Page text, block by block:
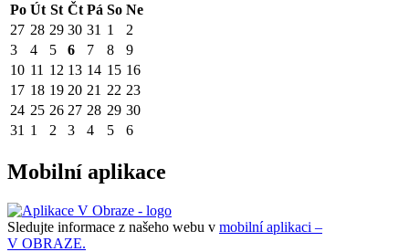
Po Út St Čt Pá So Ne
27 28 29 30 31 1
2
3
4 5 6 7 8
9
10 11 12 13 14 15 16
17 18 19 20 21 22 23
24 25 26 27 28 29 30
31 1 2 3 4 5 6
Mobilní aplikace
Sledujte informace z našeho webu v mobilní aplikaci –
V OBRAZE.